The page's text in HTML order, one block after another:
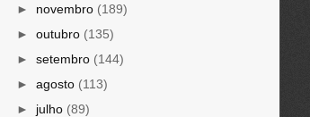
► novembro (189)
► outubro (135)
► setembro (144)
► agosto (113)
► julho (89)